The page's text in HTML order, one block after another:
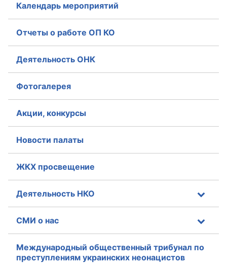
Календарь мероприятий
Отчеты о работе ОП КО
Деятельность ОНК
Фотогалерея
Акции, конкурсы
Новости палаты
ЖКХ просвещение
Деятельность НКО
СМИ о нас
Международный общественный трибунал по
преступлениям украинских неонацистов